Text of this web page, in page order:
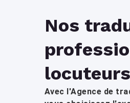
Nos
Avec l'Agence de